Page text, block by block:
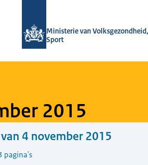
Ministerie van
Sport
2015
4 november 2015
pagina's